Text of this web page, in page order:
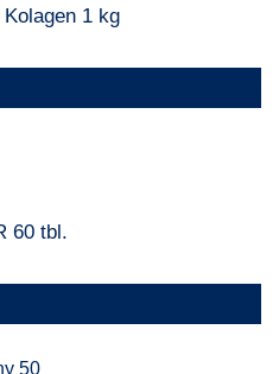
1 kg
60 tbl.